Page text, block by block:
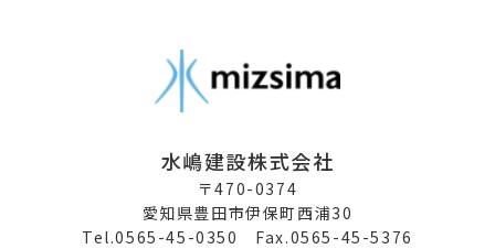
水嶋建設株式会社
〒470-0374
愛知県豊田市伊保町西浦30
Tel.0565-45-0350 Fax.0565-45-5376